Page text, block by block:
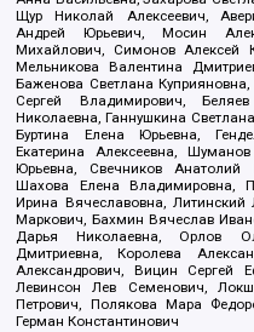
Щур Николай Алексеевич,
Андрей Юрьевич, Мосин
Михайлович, Симонов Алексей
Мельникова Валентина
Баженова Светлана
Сергей Владимирович,
Николаевна, Ганнушкина
Буртина Елена Юрьевна,
Екатерина Алексеевна,
Юрьевна, Свечников
Шахова Елена Владимировна,
Ирина Вячеславовна, Литинский
Маркович, Бахмин Вячеслав
Дарья Николаевна, Орлов
Дмитриевна, Королева
Александрович, Вицин Сергей
Левинсон Лев Семенович,
Петрович, Полякова Мара
Герман Константинович